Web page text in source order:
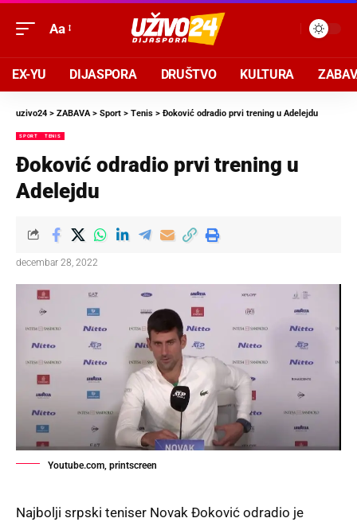
Aa
EX-YU DIJASPORA DRUŠTVO KULTURA
uzivo24 > ZABAVA> Sport > Tenis > Đoković odradio prvi trening u Adelejdu
SPORT TENIS
Đoković odradio prvi trening u
Adelejdu
decembar 28, 2022
Youtube.com, printscreen
Najbolji srpski teniser Novak Đoković odradio je